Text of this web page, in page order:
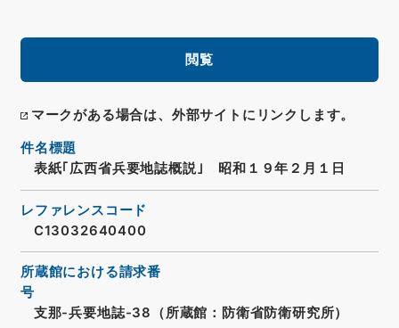
閲覧
マークがある場合は、外部サイトにリンクします。
件名標題
表紙｢広西省兵要地誌概説｣ 昭和１９年２月１日
レファレンスコード
C13032640400
所蔵館における請求番
号
支那-兵要地誌-38（所蔵館：防衛省防衛研究所）